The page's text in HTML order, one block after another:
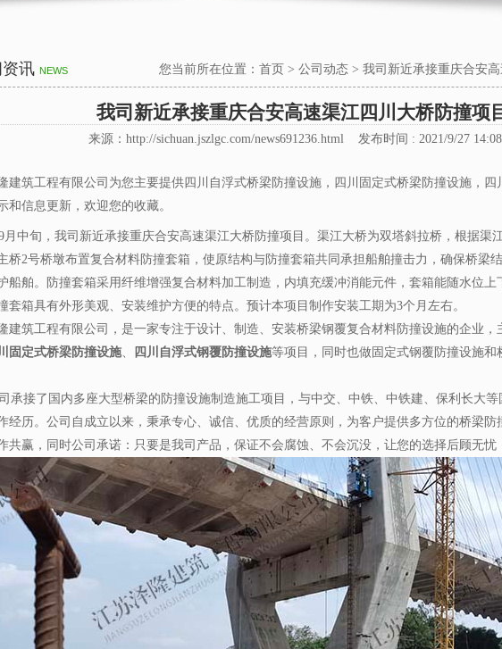
讯 NEWS 您当前所在位置： 首页 > 公司动态 > 我司新近承接重庆合安
我司新近承接重庆合安高速渠江四川大桥防撞项
来源：http://sichuan.jszlgc.com/news691236.html 发布时间 : 2021/9/27
建筑工程有限公司为您主要提供四川自浮式桥梁防撞设施 ，四川固定式桥梁防撞设施，
和信息更新，欢迎您的收藏。
中旬，我司新近承接重庆合安高速渠江大桥防撞项目。渠江大桥为双塔斜拉桥，根据渠
桥2号桥墩布置复合材料防撞套箱，使原结构与防撞套箱共同承担船舶撞击力，确保桥梁
船舶。防撞套箱采用纤维增强复合材料加工制造，内填充缓冲消能元件，套箱能随水位上
套箱具有外形美观、安装维护方便的特点。预计本项目制作安装工期为3个月左右。
建筑工程有限公司，是一家专注于设计、制造、安装桥梁钢覆复合材料防撞设施的企业，
固定式桥梁防撞设施、 四川自浮式钢覆防撞设施等项目，同时也做固定式钢覆防撞设施和
接了国内多座大型桥梁的防撞设施制造施工项目，与中交、中铁、中铁建、保利长大等
经历。公司自成立以来，秉承专心、诚信、优质的经营原则，为客户提供多方位的桥梁
共赢，同时公司承诺：只要是我司产品，保证不会腐蚀、不会沉没，让您的选择后顾无忧